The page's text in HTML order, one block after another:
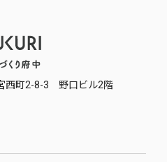
西町2-8-3 野口ビル2階